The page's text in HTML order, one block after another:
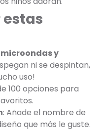
estas
y
ni se despintan,
uso!
100 opciones para
: Añade el nombre de
que más le guste.